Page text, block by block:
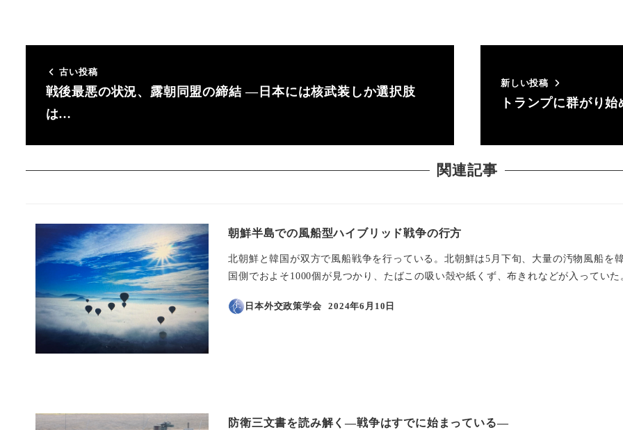
古い投稿
戦後最悪の状況、露朝同盟の締結 ―日本には核武装しか選択肢
は…
新しい投稿
トランプに群がり
関連記事
朝鮮半島での風船型ハイブリッド戦争の行方
北朝鮮と韓国が双方で風船戦争を行っている。北朝鮮は5月下旬、大量の汚物風船を
国側でおよそ1000個が見つかり、たばこの吸い殻や紙くず、布きれなどが入ってい
日本外交政策学会
投稿日
2024年6月10日
防衛三文書を読み解く―戦争はすでに始まっている―